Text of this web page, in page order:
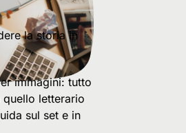
la storia in
immagini: tutto
letterario
sul set e in